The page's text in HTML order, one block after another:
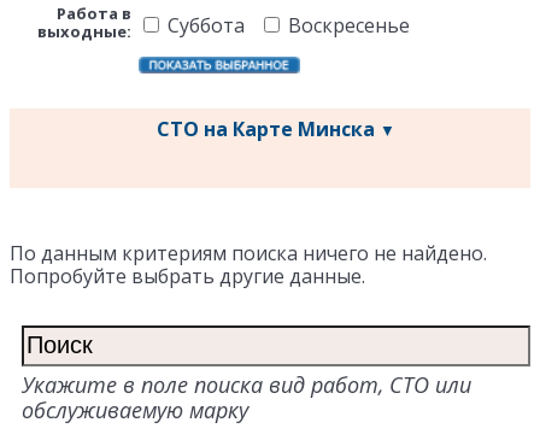
Работа в
выходные:
Суббота Воскресенье
СТО на Карте Минска ▼
По данным критериям поиска ничего не найдено.
Попробуйте выбрать другие данные.
Укажите в поле поиска вид работ, СТО или
обслуживаемую марку